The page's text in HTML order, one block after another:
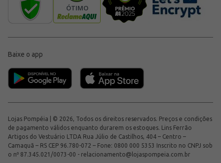
Baixe o app
Lojas Pompéia | © 2026, Todos os direitos reservados. Preços e condições
de pagamento válidos enquanto durarem os estoques. Lins Ferrão
Artigos do Vestuário LTDA Rua Júlio de Castilhos, 404 – Centro –
Camaquã – RS CEP 96.780-072 – Fone: 0800 000 5353 Inscrito no CNPJ sob
o nº 87.345.021/0073-00 - relacionamento@lojaspompeia.com.br